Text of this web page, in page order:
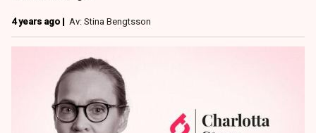
4 years ago | Av: Stina Bengtsson